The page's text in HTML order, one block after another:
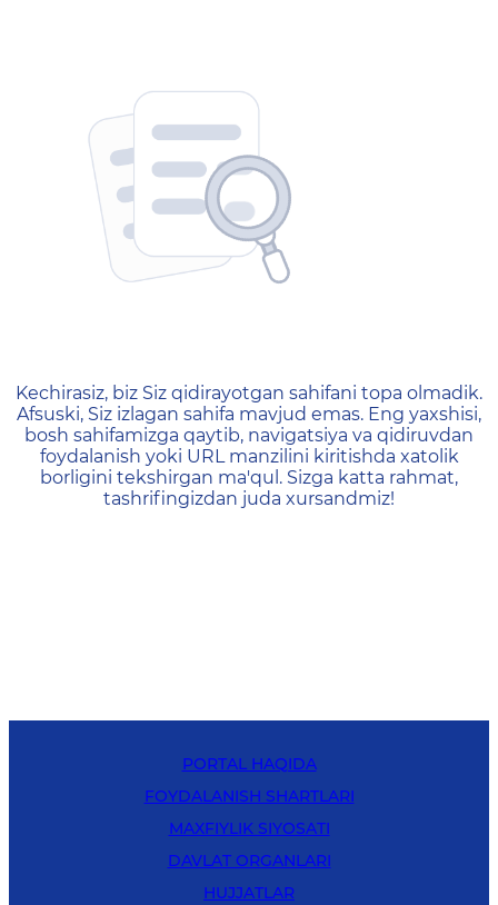
404 — Страница не
Kechirasiz, biz Siz qidirayotgan sahifani topa olmadik.
Afsuski, Siz izlagan sahifa mavjud emas. Eng yaxshisi,
bosh sahifamizga qaytib, navigatsiya va qidiruvdan
foydalanish yoki URL manzilini kiritishda xatolik
borligini tekshirgan ma'qul. Sizga katta rahmat,
tashrifingizdan juda xursandmiz!
PORTAL HAQIDA
FOYDALANISH SHARTLARI
MAXFIYLIK SIYOSATI
DAVLAT ORGANLARI
HUJJATLAR